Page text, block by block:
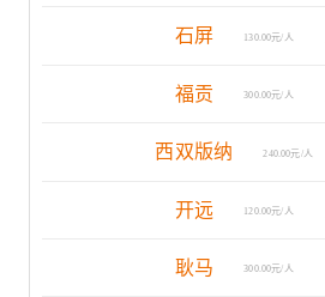
石屏 130.00元/人
福贡 300.00元/人
西双版纳 240.00元/人
开远 120.00元/人
耿马 300.00元/人